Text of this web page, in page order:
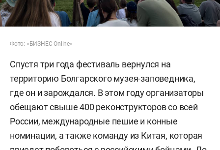
Фото: «БИЗНЕС Online»
Спустя три года фестиваль вернулся на
территорию Болгарского музея-заповедника,
где он и зарождался. В этом году организаторы
обещают свыше 400 реконструкторов со всей
России, международные пешие и конные
номинации, а также команду из Китая, которая